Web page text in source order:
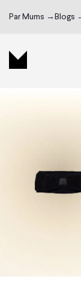
Par Mums → Blogs